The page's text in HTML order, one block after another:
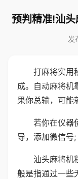
预判精准!汕
发
打麻将实用
成。自动麻将机
果你总输，可能
若你在仪器
导，添加微信号
汕头麻将机
般是指通过一些